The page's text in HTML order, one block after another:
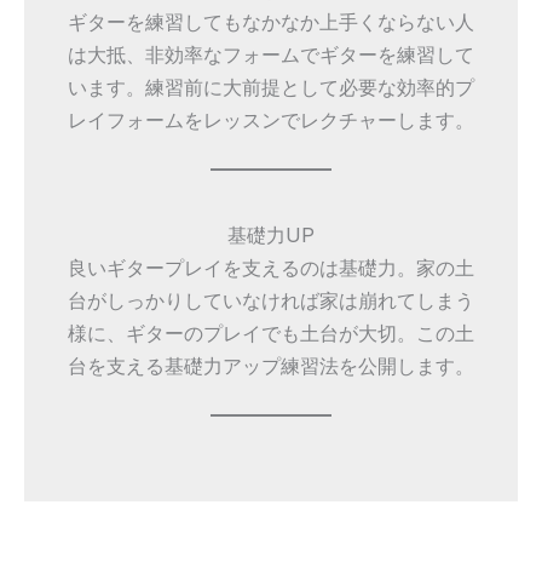
ギターを練習してもなかなか上手くならない人
は大抵、非効率なフォームでギターを練習して
います。練習前に大前提として必要な効率的プ
レイフォームをレッスンでレクチャーします。
基礎力UP
良いギタープレイを支えるのは基礎力。家の土
台がしっかりしていなければ家は崩れてしまう
様に、ギターのプレイでも土台が大切。この土
台を支える基礎力アップ練習法を公開します。